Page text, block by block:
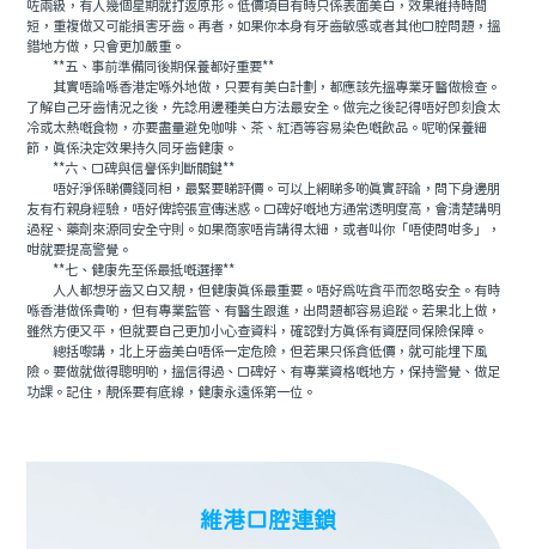
咗兩級，有人幾個星期就打返原形。低價項目有時只係表面美白，效果維持時間
短，重複做又可能損害牙齒。再者，如果你本身有牙齒敏感或者其他口腔問題，搵
錯地方做，只會更加嚴重。
**五、事前準備同後期保養都好重要**
其實唔論喺香港定喺外地做，只要有美白計劃，都應該先搵專業牙醫做檢查。
了解自己牙齒情況之後，先諗用邊種美白方法最安全。做完之後記得唔好即刻食太
冷或太熱嘅食物，亦要盡量避免咖啡、茶、紅酒等容易染色嘅飲品。呢啲保養細
節，真係決定效果持久同牙齒健康。
**六、口碑與信譽係判斷關鍵**
唔好淨係睇價錢同相，最緊要睇評價。可以上網睇多啲真實評論，問下身邊朋
友有冇親身經驗，唔好俾誇張宣傳迷惑。口碑好嘅地方通常透明度高，會清楚講明
過程、藥劑來源同安全守則。如果商家唔肯講得太細，或者叫你「唔使問咁多」，
咁就要提高警覺。
**七、健康先至係最抵嘅選擇**
人人都想牙齒又白又靚，但健康真係最重要。唔好為咗貪平而忽略安全。有時
喺香港做係貴啲，但有專業監管、有醫生跟進，出問題都容易追蹤。若果北上做，
雖然方便又平，但就要自己更加小心查資料，確認對方真係有資歷同保險保障。
總括嚟講，北上牙齒美白唔係一定危險，但若果只係貪低價，就可能埋下風
險。要做就做得聰明啲，搵信得過、口碑好、有專業資格嘅地方，保持警覺、做足
功課。記住，靚係要有底線，健康永遠係第一位。
維港口腔連鎖